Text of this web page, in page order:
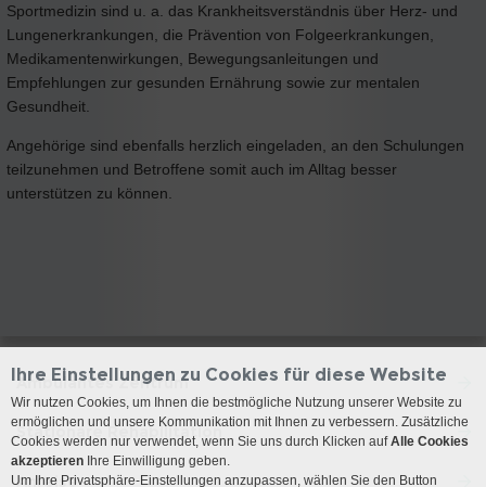
Sportmedizin sind u. a. das Krankheitsverständnis über Herz- und
Lungenerkrankungen, die Prävention von Folgeerkrankungen,
Medikamentenwirkungen, Bewegungsanleitungen und
Empfehlungen zur gesunden Ernährung sowie zur mentalen
Gesundheit.
Angehörige sind ebenfalls herzlich eingeladen, an den Schulungen
teilzunehmen und Betroffene somit auch im Alltag besser
unterstützen zu können.
Ambulantes Zentrum
Stationäre Rehabilitation
Anreise
Ihre Einstellungen zu Cookies für diese Website
Wir nutzen Cookies, um Ihnen die bestmögliche Nutzung unserer Website zu
ermöglichen und unsere Kommunikation mit Ihnen zu verbessern. Zusätzliche
Cookies werden nur verwendet, wenn Sie uns durch Klicken aufAlle Cookies
akzeptieren Ihre Einwilligung geben.
Um Ihre Privatsphäre-Einstellungen anzupassen, wählen Sie den Button